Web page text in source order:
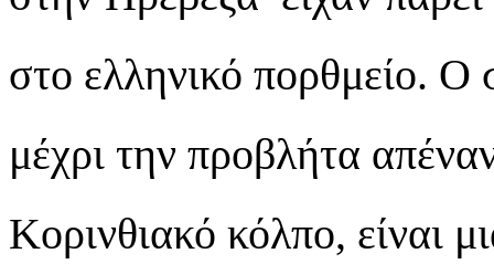
στο ελληνικό πορθμείο. Ο
μέχρι την προβλήτα
Κορινθιακό κόλπο, είναι